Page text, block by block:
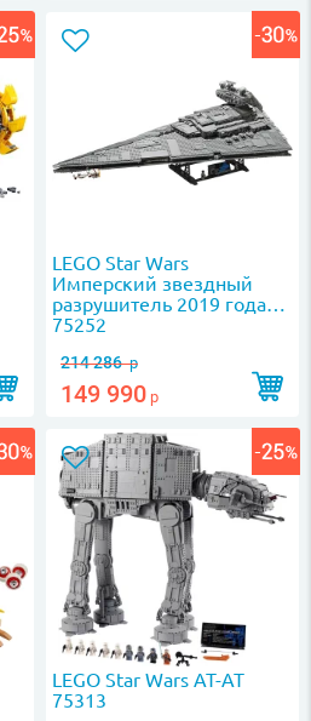
LEGO Star Wars
Имперский звездный
разрушитель 2019 года
75252
214 286р
149 990 р
LEGO Star Wars AT-AT
75313